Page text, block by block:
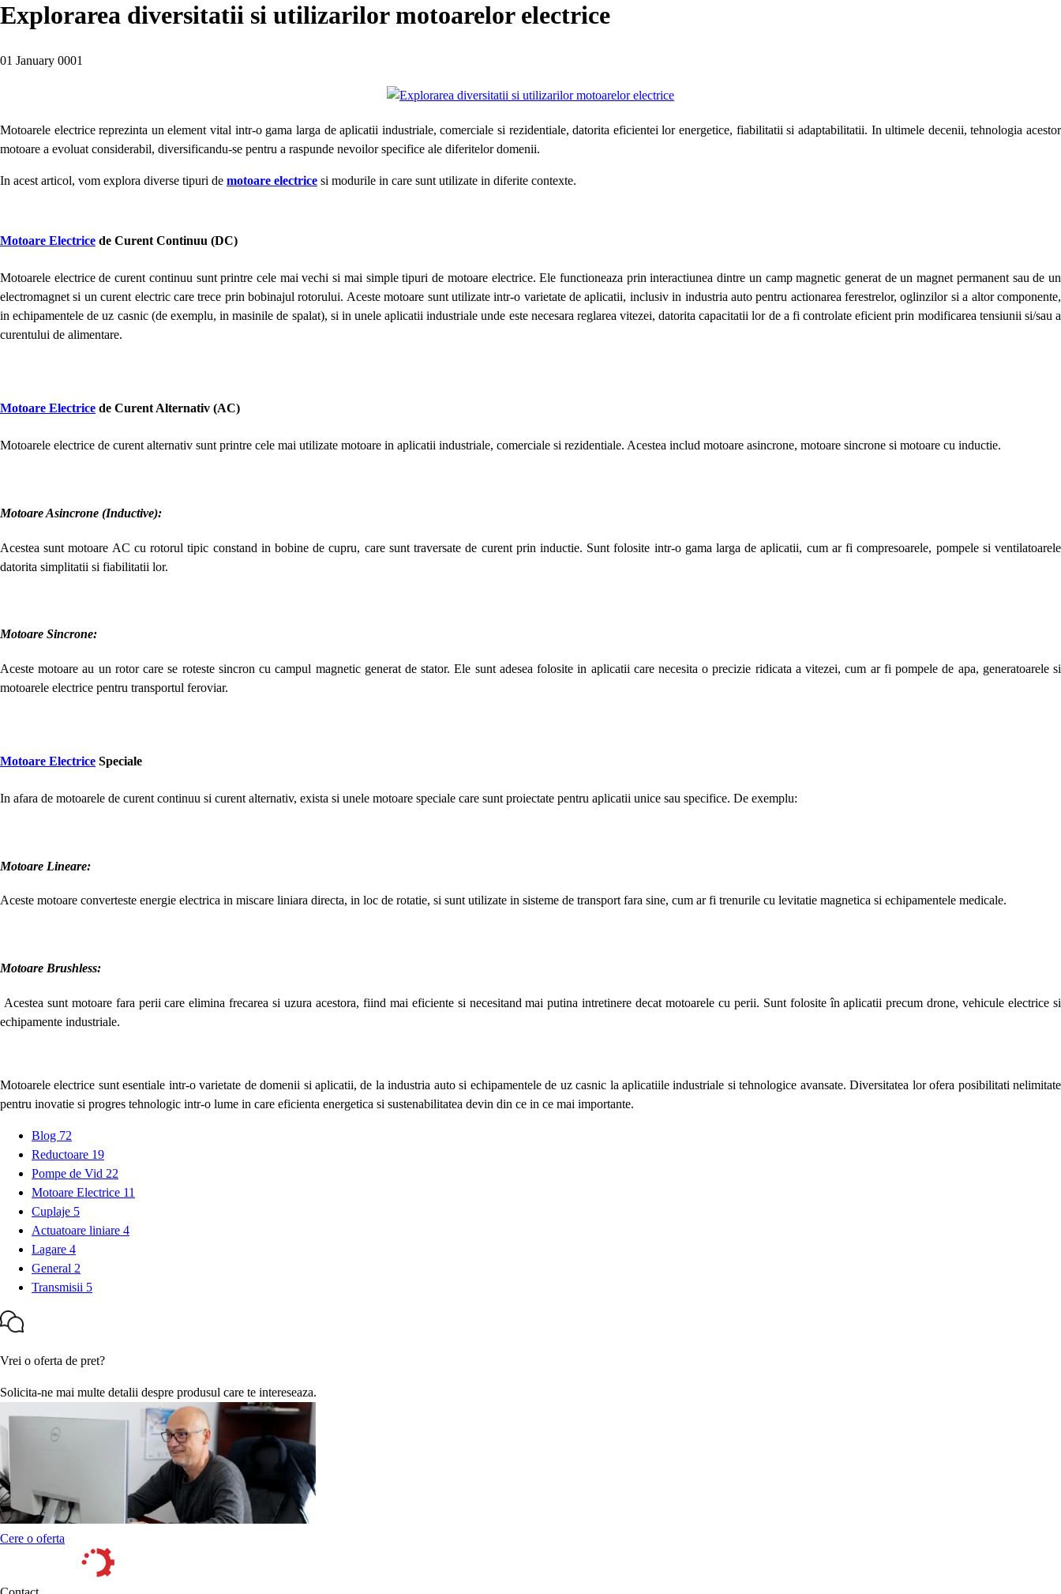
Explorarea diversitatii si utilizarilor motoarelor electrice
01 January 0001
Motoarele electrice reprezinta un element vital intr-o gama larga de aplicatii industriale, comerciale si rezidentiale, datorita eficientei lor energetice, fiabilitatii si adaptabilitatii. In ultimele decenii, tehnologia acestor
motoare a evoluat considerabil, diversificandu-se pentru a raspunde nevoilor specifice ale diferitelor domenii.
In acest articol, vom explora diverse tipuri de motoare electrice si modurile in care sunt utilizate in diferite contexte.
Motoare Electrice de Curent Continuu (DC)
Motoarele electrice de curent continuu sunt printre cele mai vechi si mai simple tipuri de motoare electrice. Ele functioneaza prin interactiunea dintre un camp magnetic generat de un magnet permanent sau de un
electromagnet si un curent electric care trece prin bobinajul rotorului. Aceste motoare sunt utilizate intr-o varietate de aplicatii, inclusiv in industria auto pentru actionarea ferestrelor, oglinzilor si a altor componente,
in echipamentele de uz casnic (de exemplu, in masinile de spalat), si in unele aplicatii industriale unde este necesara reglarea vitezei, datorita capacitatii lor de a fi controlate eficient prin modificarea tensiunii si/sau a
curentului de alimentare.
Motoare Electrice de Curent Alternativ (AC)
Motoarele electrice de curent alternativ sunt printre cele mai utilizate motoare in aplicatii industriale, comerciale si rezidentiale. Acestea includ motoare asincrone, motoare sincrone si motoare cu inductie.
Motoare Asincrone (Inductive):
Acestea sunt motoare AC cu rotorul tipic constand in bobine de cupru, care sunt traversate de curent prin inductie. Sunt folosite intr-o gama larga de aplicatii, cum ar fi compresoarele, pompele si ventilatoarele
datorita simplitatii si fiabilitatii lor.
Motoare Sincrone:
Aceste motoare au un rotor care se roteste sincron cu campul magnetic generat de stator. Ele sunt adesea folosite in aplicatii care necesita o precizie ridicata a vitezei, cum ar fi pompele de apa, generatoarele si
motoarele electrice pentru transportul feroviar.
Motoare Electrice Speciale
In afara de motoarele de curent continuu si curent alternativ, exista si unele motoare speciale care sunt proiectate pentru aplicatii unice sau specifice. De exemplu:
Motoare Lineare:
Aceste motoare converteste energie electrica in miscare liniara directa, in loc de rotatie, si sunt utilizate in sisteme de transport fara sine, cum ar fi trenurile cu levitatie magnetica si echipamentele medicale.
Motoare Brushless:
Acestea sunt motoare fara perii care elimina frecarea si uzura acestora, fiind mai eficiente si necesitand mai putina intretinere decat motoarele cu perii. Sunt folosite în aplicatii precum drone, vehicule electrice si
echipamente industriale.
Motoarele electrice sunt esentiale intr-o varietate de domenii si aplicatii, de la industria auto si echipamentele de uz casnic la aplicatiile industriale si tehnologice avansate. Diversitatea lor ofera posibilitati nelimitate
pentru inovatie si progres tehnologic intr-o lume in care eficienta energetica si sustenabilitatea devin din ce in ce mai importante.
Blog 72
Reductoare 19
Pompe de Vid 22
Motoare Electrice 11
Cuplaje 5
Actuatoare liniare 4
Lagare 4
General 2
Transmisii 5
Vrei o oferta de pret?
Solicita-ne mai multe detalii despre produsul care te intereseaza.
Cere o oferta